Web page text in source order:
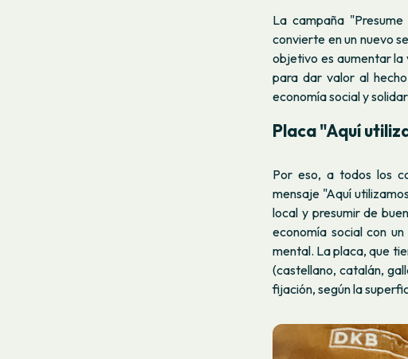
La campaña
convierte en un nuevo
objetivo es aumentar la
para dar valor al
economía social y
Placa "Aquí
Por eso, a todos los
mensaje "Aquí
local y presumir de
economía social con
mental. La placa, que
(castellano, catalán,
fijación, según la